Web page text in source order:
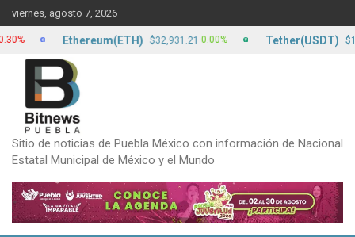
Skip
to
content
viernes, agosto 7, 2026
Sitio de noticias de Puebla México con información de Nacional
Estatal Municipal de México y el Mundo
Ethereum(ETH) $32,931.21 0.00% Tether(USDT) $17.20